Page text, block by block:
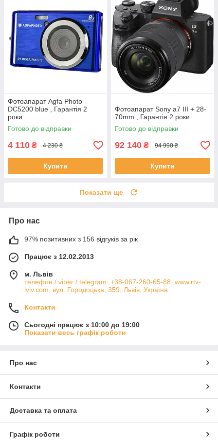
Фотоапарат Agfa Photo
DC5200 blue , Гарантія 2
роки
Готово до відправки
4 110 ₴ 4 230 ₴
Купити
Фотоапарат Sony a7 III + 28-
70mm , Гарантія 2 роки
Готово до відправки
92 140 ₴ 94 990 ₴
Купити
Показати ще
Про нас
97% позитивних з 156 відгуків за рік
Працює з 12.02.2013
м. Львів
телефон / viber / telegram: +38-067-260-65-88, www.rtv-
lviv.com, вул. Городоцька, 359, Львів, Україна
Контакти
Сьогодні працює з 10:00 до 19:00
Показати весь графік роботи
Про нас
Контакти
Доставка та оплата
Графік роботи